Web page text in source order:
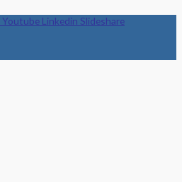
Youtube Linkedin Slideshare